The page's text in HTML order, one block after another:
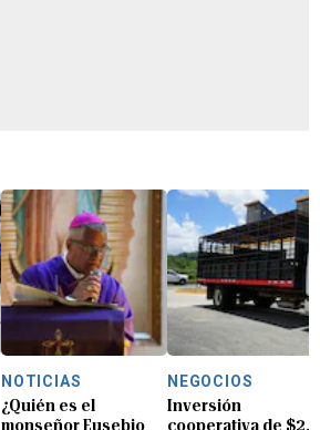
NOTICIAS
¿Quién es el
monseñor Eusebio
NEGOCIOS
Inversión
cooperativa de $2.8